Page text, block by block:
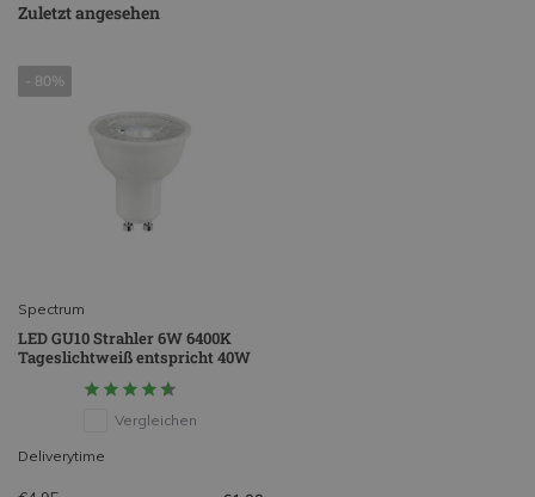
Zuletzt angesehen
- 80%
Spectrum
LED GU10 Strahler 6W 6400K
Tageslichtweiß entspricht 40W
Vergleichen
Deliverytime